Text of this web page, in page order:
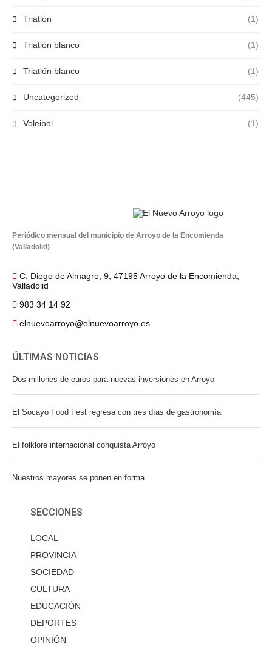
Triatlón (1)
Triatlón blanco (1)
Triatlón blanco (1)
Uncategorized (445)
Voleibol (1)
Periódico mensual del municipio de Arroyo de la Encomienda
(Valladolid)
C. Diego de Almagro, 9, 47195 Arroyo de la Encomienda,
Valladolid
983 34 14 92
elnuevoarroyo@elnuevoarroyo.es
ÚLTIMAS NOTICIAS
Dos millones de euros para nuevas inversiones en Arroyo
El Socayo Food Fest regresa con tres días de gastronomía
El folklore internacional conquista Arroyo
Nuestros mayores se ponen en forma
SECCIONES
LOCAL
PROVINCIA
SOCIEDAD
CULTURA
EDUCACIÓN
DEPORTES
OPINIÓN